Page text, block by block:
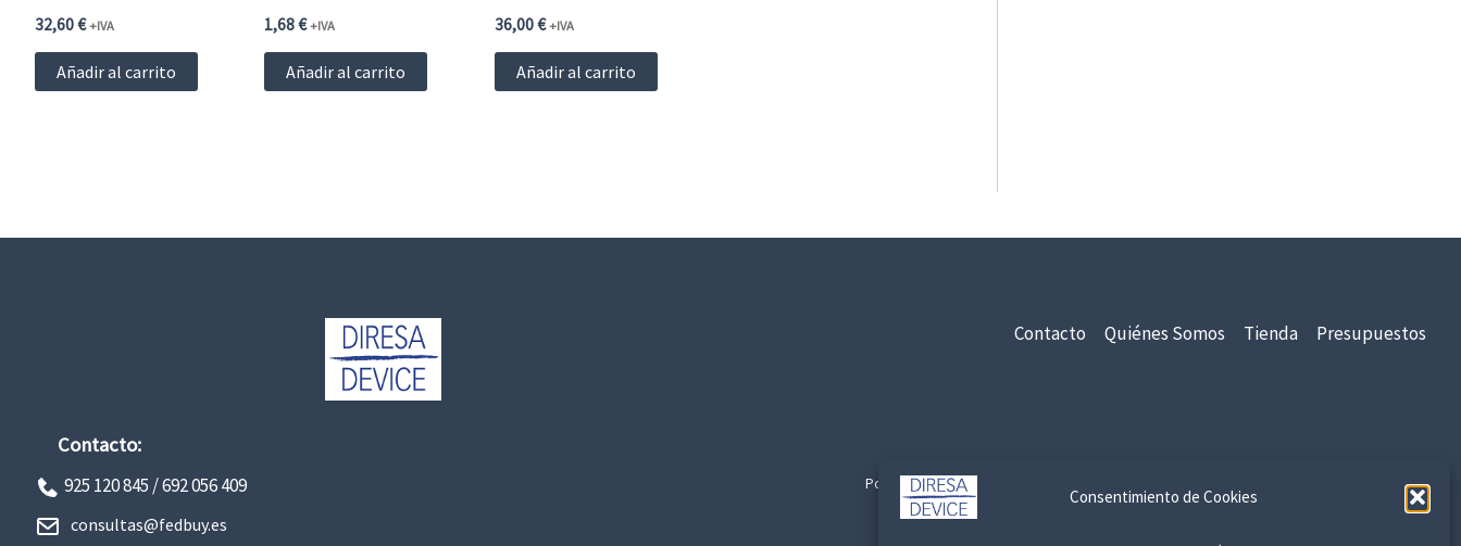
Consentimiento de Cookies
32,60€ +IVA
Añadir al carrito
1,68€ +IVA
Añadir al carrito
36,00€ +IVA
Añadir al carrito
Contacto Quiénes Somos Tienda Presupuestos
Contacto:
925 120 845 /692 056 409
consultas@fedbuy.es
Politica de Privacidad